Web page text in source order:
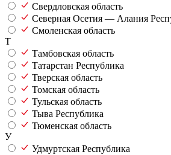
Свердловская область
Северная Осетия — Алания
Смоленская область
Т
Тамбовская область
Татарстан Республика
Тверская область
Томская область
Тульская область
Тыва Республика
Тюменская область
У
Удмуртская Республика